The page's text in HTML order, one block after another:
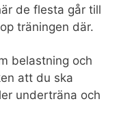
de flesta går till
träningen där.
belastning och
att du ska
underträna och